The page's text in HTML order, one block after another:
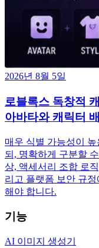
2026년 8월 5일
로블록스 독창적
아바타와 캐릭터
매우 식별 가능성이
되, 명확하게 구분할
상, 액세서리 조합 로
리고 플랫폼 보안 규
해야 합니다.
기능
AI 이미지 생성기